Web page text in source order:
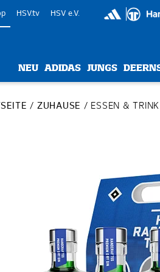
HSV.tv HSV e.V.
NEU ADIDAS JUNGS
/ ZUHAUSE / ESSEN &